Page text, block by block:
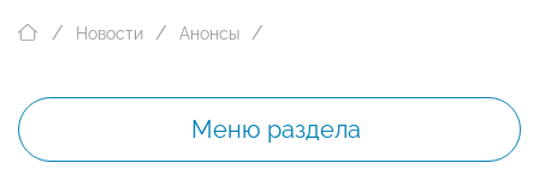
Новости Анонсы
Меню раздела